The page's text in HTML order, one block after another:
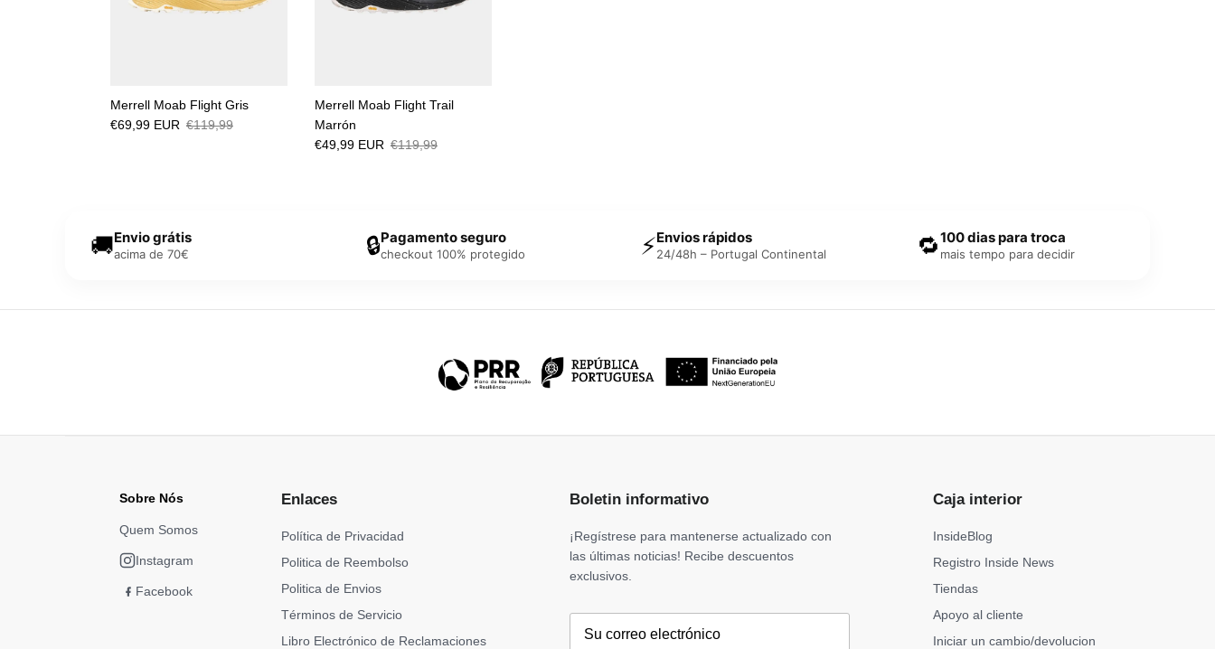
Merrell Moab Flight Gris
€69,99 EUR €119,99
Merrell Moab Flight Trail
Marrón
€49,99 EUR €119,99
🚚Envio grátis
acima de 70€ 🔒Pagamento seguro
checkout 100% protegido ⚡Envios rápidos
24/48h – Portugal Continental 🔁100 dias para troca
mais tempo para decidir
Sobre Nós
Quem Somos
Instagram
Facebook
Enlaces
Política de Privacidad
Politica de Reembolso
Politica de Envios
Términos de Servicio
Libro Electrónico de Reclamaciones
Boletin informativo
¡Regístrese para mantenerse actualizado con
las últimas noticias! Recibe descuentos
exclusivos.
Caja interior
InsideBlog
Registro Inside News
Tiendas
Apoyo al cliente
Iniciar un cambio/devolucion